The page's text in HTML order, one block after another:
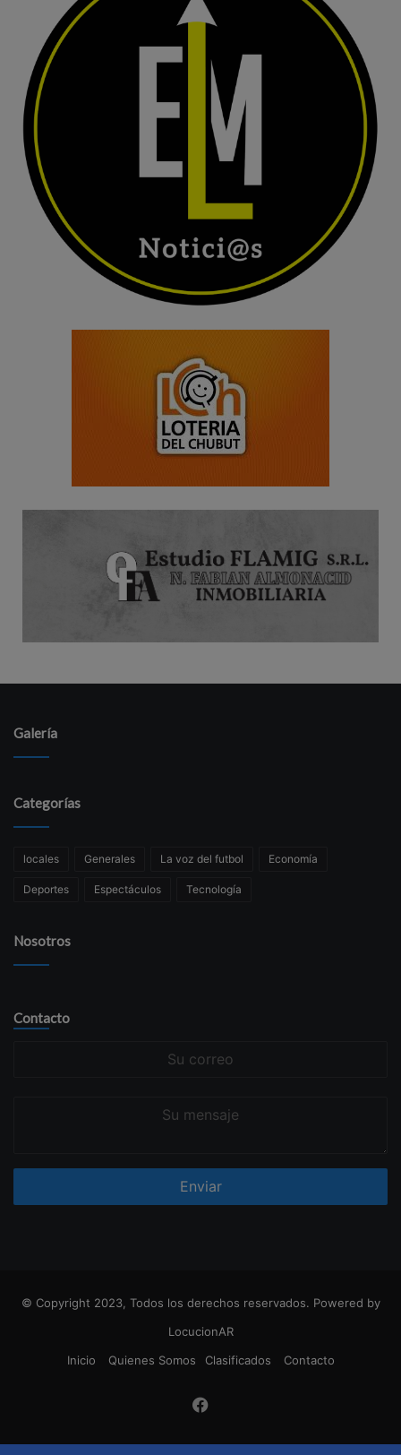
Galería
Categorías
locales Generales La voz del futbol Economía
Deportes Espectáculos Tecnología
Nosotros
Contacto
© Copyright 2023, Todos los derechos reservados. Powered by
LocucionAR
Inicio
Quienes Somos Clasificados Contacto